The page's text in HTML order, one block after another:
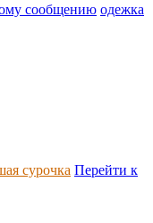
сообщению одежка
сурочка Перейти к